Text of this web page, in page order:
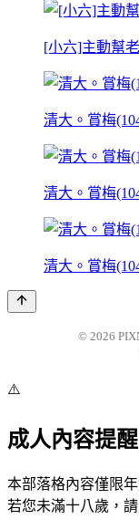
[小六]主動幫
清大。賞梅
清大。賞梅
清大。賞梅
© 2026
⚠️
成人內容提醒
本部落格內容僅限
若您未滿十八歲，